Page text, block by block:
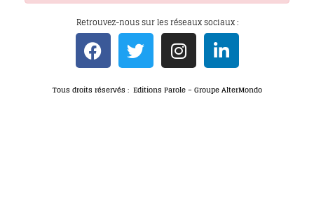
Retrouvez-nous sur les réseaux sociaux :
Tous droits réservés : Editions Parole – Groupe AlterMondo